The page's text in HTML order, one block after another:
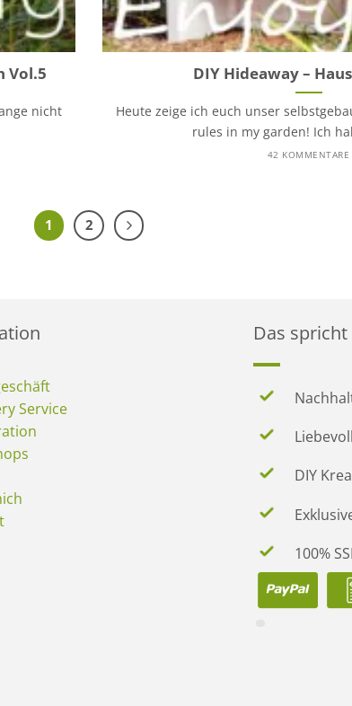
Vol.5
nicht
DIY Hideaway –
Heute zeige ich euch unser
rules in my garden! Ich
42 KOMMENTARE
1 2
Service
Das
DIY
100%